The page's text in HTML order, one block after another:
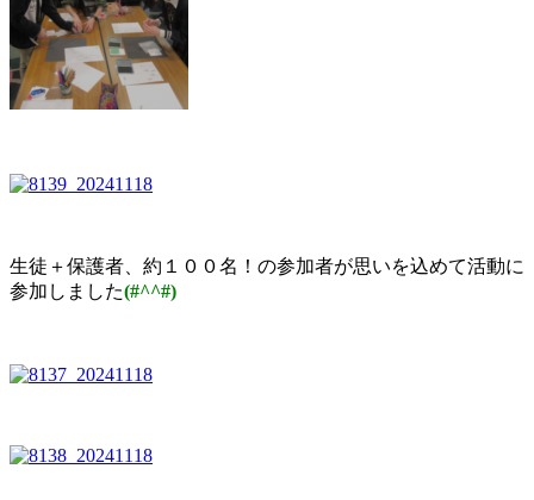
生徒＋保護者、約１００名！の参加者が思いを込めて活動に
参加しました(#^^#)